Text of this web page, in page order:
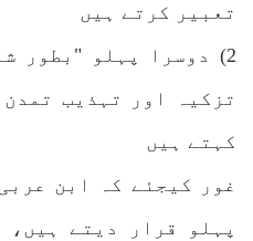
تعبیر کرتے ہیں
2) دوسرا پہلو "بطور
تزکیہ اور تہذیب
کہتے ہیں
غور کیجئے کہ ابن
پہلو قرار دیتے